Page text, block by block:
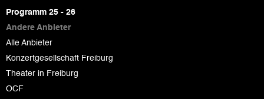
page
Programm 25 - 26
Andere Anbieter
Alle Anbieter
Konzertgesellschaft Freiburg
Theater in Freiburg
OCF